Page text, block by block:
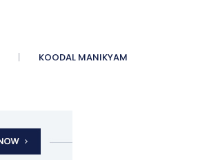
KOODAL MANIKYAM